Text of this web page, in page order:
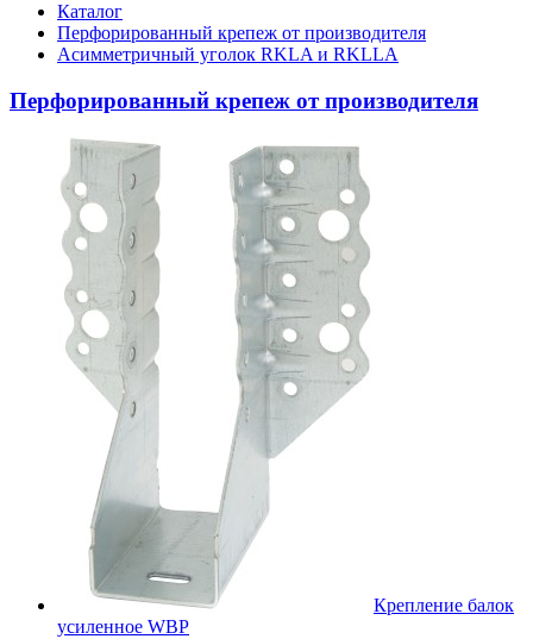
Каталог
Перфорированный крепеж от производителя
Асимметричный уголок RKLA и RKLLA
Перфорированный крепеж от производителя
Крепление балок
усиленное WBР